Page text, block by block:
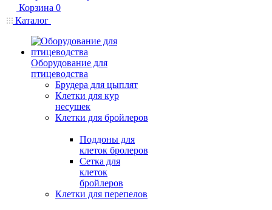
Корзина 0
Каталог
Оборудование для
птицеводства
Брудера для цыплят
Клетки для кур
несушек
Клетки для бройлеров
Поддоны для
клеток бролеров
Сетка для
клеток
бройлеров
Клетки для перепелов